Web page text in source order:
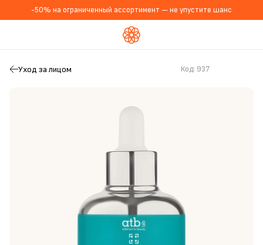
-50% на ограниченный ассортимент — не упустите шанс
Уход за лицом Код: 937